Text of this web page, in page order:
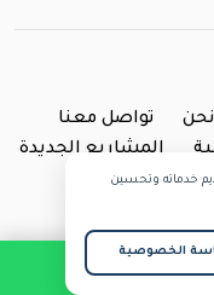
تواصل معنا
المشاريع الجديدة
خدماته وتحسين
الخصوصية